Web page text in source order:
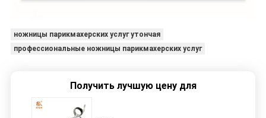
ножницы парикмахерских услуг утончая
профессиональные ножницы парикмахерских услуг
Получить лучшую цену для